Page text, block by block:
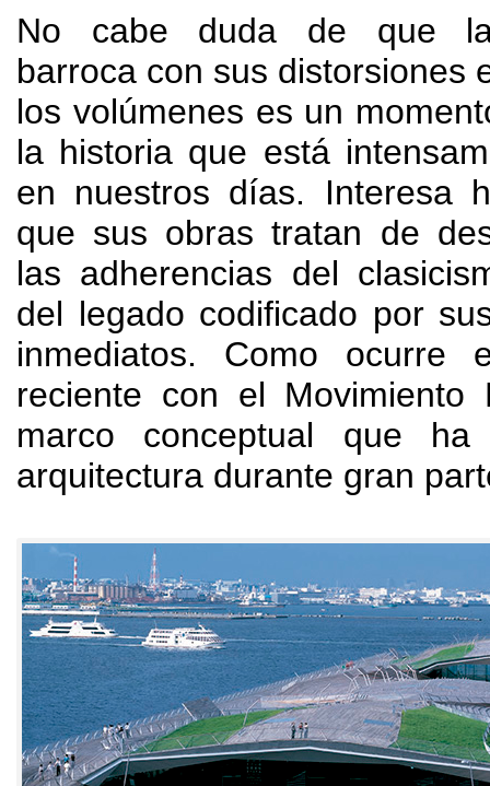
No cabe duda de que la
barroca con sus distorsiones
los volúmenes es un
la historia que está
en nuestros días. Interesa
que sus obras tratan de
las adherencias del
del legado codificado por
inmediatos. Como ocurre
reciente con el Movimiento
marco conceptual que
arquitectura durante gran